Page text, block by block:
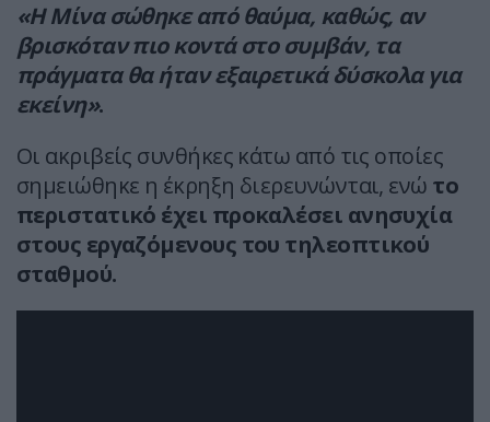
«Η Μίνα σώθηκε από θαύμα, καθώς, αν
βρισκόταν πιο κοντά στο συμβάν, τα
πράγματα θα ήταν εξαιρετικά δύσκολα για
εκείνη».
Οι ακριβείς συνθήκες κάτω από τις οποίες
σημειώθηκε η έκρηξη διερευνώνται, ενώ το
περιστατικό έχει προκαλέσει ανησυχία
στους εργαζόμενους του τηλεοπτικού
σταθμού.